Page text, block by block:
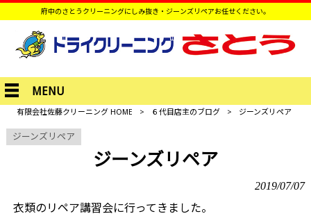
府中のさとうクリーニングにしみ抜き・ジーンズリペアお任せください。
MENU
有限会社佐藤クリーニング HOME > ６代目店主のブログ > ジーンズリペア
ジーンズリペア
ジーンズリペア
2019/07/07
衣類のリペア講習会に行ってきました。